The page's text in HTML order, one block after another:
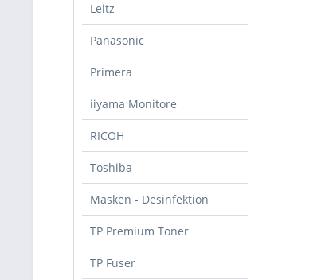
Leitz
Panasonic
Primera
iiyama Monitore
RICOH
Toshiba
Masken - Desinfektion
TP Premium Toner
TP Fuser